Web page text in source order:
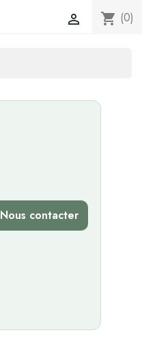
shopping_cart (0)

Nous contacter